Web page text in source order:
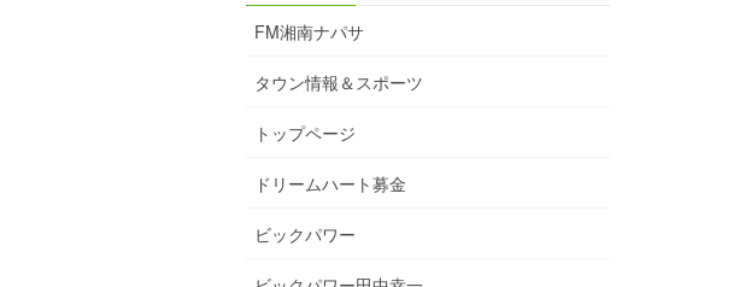
FM湘南ナパサ
タウン情報＆スポーツ
トップページ
ドリームハート募金
ビックパワー